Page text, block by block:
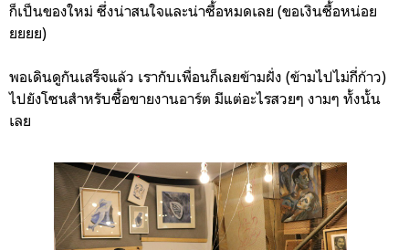
ก็เป็นของใหม่ ซึ่งน่าสนใจและน่าซื้อหมดเลย (ขอเงินซื้อหน่อย
ยยยย)
พอเดินดูกันเสร็จแล้ว เรากับเพื่อนก็เลยข้ามฝั่ง (ข้ามไปไม่กี่ก้าว)
ไปยังโซนสำหรับซื้อขายงานอาร์ต มีแต่อะไรสวยๆ งามๆ ทั้งนั้น
เลย